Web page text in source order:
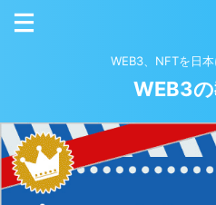
WEB3、NFTを日
WEB3